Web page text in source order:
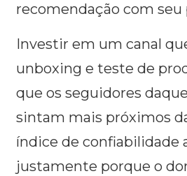
recomendação com seu
Investir em um canal
unboxing e teste de
que os seguidores
sintam mais próximos
índice de confiabilidade
justamente porque o